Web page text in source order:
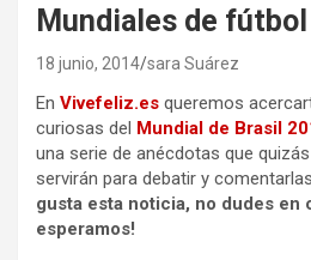
Mundiales de fútbol
18 junio, 2014 sara Suárez
En Vivefeliz.es queremos
curiosas del Mundial de Brasil
una serie de anécdotas que
servirán para debatir y
gusta esta noticia, no dudes en
esperamos!